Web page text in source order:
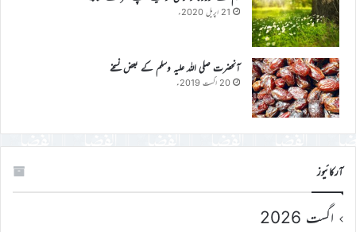
21 اپریل 2020ء
آنحضرت صلی اللہ علیہ وسلم کے بعض نسخے
20 اگست 2019ء
آرکائیوز
اگست 2026